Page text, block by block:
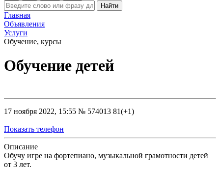
Найти
Главная
Объявления
Услуги
Обучение, курсы
Обучение детей
17 ноября 2022, 15:55 № 574013 81(+1)
Показать телефон
Описание
Обучу игре на фортепиано, музыкальной грамотности детей
от 3 лет.